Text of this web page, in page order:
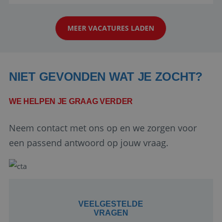
klanten te overtuigen om die droomreis te
boeken! ...
MEER VACATURES LADEN
NIET GEVONDEN WAT JE ZOCHT?
WE HELPEN JE GRAAG VERDER
Neem contact met ons op en we zorgen voor
een passend antwoord op jouw vraag.
VEELGESTELDE
VRAGEN
Google Privacy Policy